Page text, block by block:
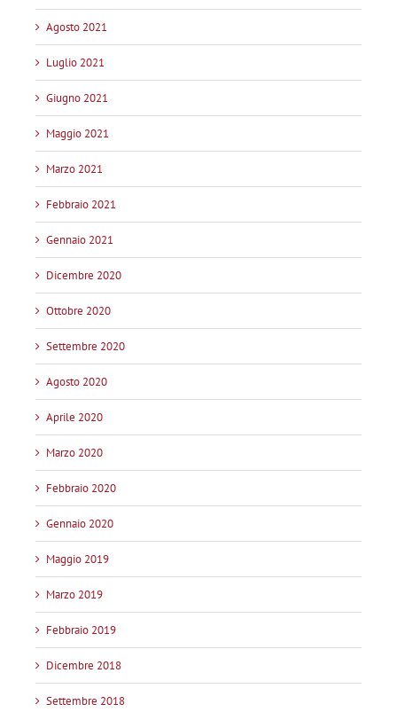
Agosto 2021
Luglio 2021
Giugno 2021
Maggio 2021
Marzo 2021
Febbraio 2021
Gennaio 2021
Dicembre 2020
Ottobre 2020
Settembre 2020
Agosto 2020
Aprile 2020
Marzo 2020
Febbraio 2020
Gennaio 2020
Maggio 2019
Marzo 2019
Febbraio 2019
Dicembre 2018
Settembre 2018